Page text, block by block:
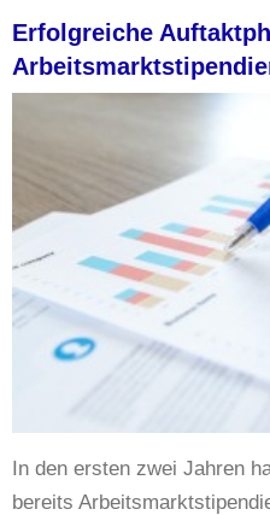
Erfolgreiche
In den ersten zwei Jahren
bereits